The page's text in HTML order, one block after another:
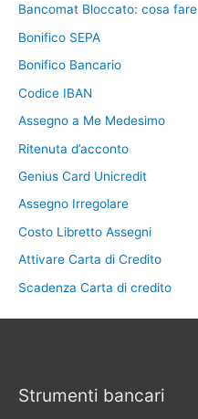
Bancomat Bloccato: cosa fare
Bonifico SEPA
Bonifico Bancario
Codice IBAN
Assegno a Me Medesimo
Ritenuta d’acconto
Genius Card Unicredit
Assegno Irregolare
Costo Libretto Assegni
Attivare Carta di Credito
Scadenza Carta di credito
Strumenti bancari